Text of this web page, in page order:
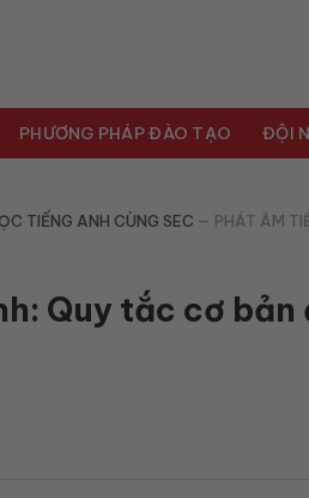
PHƯƠNG PHÁP ĐÀO TẠO ĐỘI
TIẾNG ANH CÙNG SEC — PHÁT ÂM
Quy tắc cơ